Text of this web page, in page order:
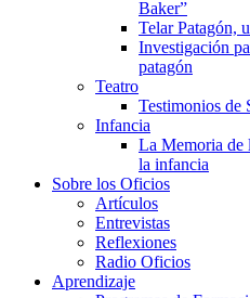
Baker”
Telar Patagón,
Investigación
patagón
Teatro
Testimonios de
Infancia
La Memoria de
la infancia
Sobre los Oficios
Artículos
Entrevistas
Reflexiones
Radio Oficios
Aprendizaje